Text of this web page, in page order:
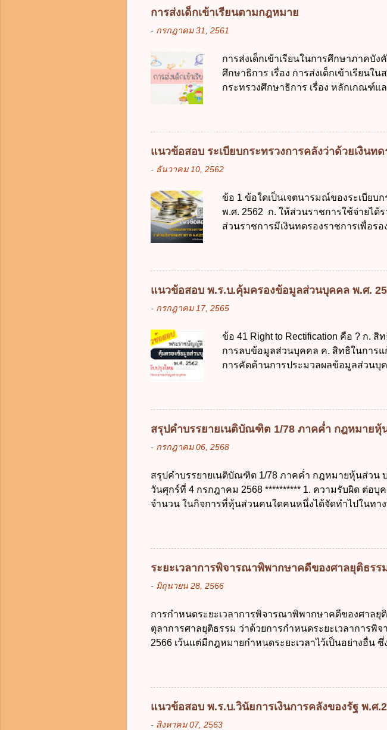
ข้อ 3 โดยหลัก ทั่วไป พระราชบัญญัติคุ้ม
ตั้งแต่วันใด ก. 26 พฤษภาคม 2562 ข.
ง. 29 พฤษภาคม 2562 ข้อ 4 "บุคคลหรื
ควบคุมข้อมูลส่วนบุคคล ข. ผู้ประมวลผล
ไม่มีข้อใดถูกต้อง ข้อ 5 ผู้มีอำนาจแต่งตั้
คุ้มครองข้อมูลส่วนบุคคล พ.ศ. 2562 ก.
การส่งเด็กเข้าเรียนตามกฎหมาย
- กรกฎาคม 31, 2561
การส่งเด็กเข้าเรียนในการศึกษาภาคบัง
ศึกษาธิการ เรื่อง การส่งเด็กเข้าเรียนใ
กระทรวงศึกษาธิการ เรื่อง หลักเกณฑ์
การศึกษาภาคบังคับ พ.ศ. 2545 ซึ่งเป็
ดังนี้ 1. คำว่า "เด็ก" หมายถึง เด็กซึ่งมีอา
แต่เด็กที่สอบได้ชั้นปีที่ 9 ของการศึกษา
ประมวลกฎหมายแพ่งและพาณิชย์ 2.4
ของการเปิดเรียนภาคต้น (ภาคเรียนที่ 1)
ภายใน 7 วัน นับแต่วันแรกของการเปิดเ
แนวข้อสอบ ระเบียบกระทรวงการคลังว่าด้วยเงินท
- ธันวาคม 10, 2562
ข้อ 1 ข้อใดเป็นเจตนารมณ์ของระเบียบ
พ.ศ. 2562 ก. ให้ส่วนราชการใช้จ่ายได้
ส่วนราชการมีเงินทดรองราชการเพื่อร
ง. สนับสนุนการให้ความช่วยเหลือในกร
จากงบประมาณได้ ข้อ 2 ระเบียบกระทร
2562 ออกโดยอาศัยกฎหมายแม่บทใด
2561 ข. พระราชบัญญัติวินัยการเงินกา
เงินคงคลัง พ.ศ. 2491 ง. ระเบียบกระทร
ราชการผู้เบิกในส่วนภูมิภาคมีอำนาจเก็
สำรองจ่ายได้แห่งละไม่เกินเท่าใร ก.
10,000 บาท ข้อ 4 ดอกเบี้ยที่เกิดจากกา
แนวข้อสอบ พ.ร.บ.คุ้มครองข้อมูลส่วนบุคคล พ.ศ.
- กรกฎาคม 17, 2565
ข้อ 41 Right to Rectification คือ ? ก.
การลบข้อมูลส่วนบุคคล ค. สิทธิในการ
การคัดค้านการประมวลผลข้อมูลส่วนบุ
ให้เกิดความเข้าใจผิด ง. ถูกทุกข้อ ข้อ
บุคคล ในกรณีผู้ควบคุมข้อมูลส่วนบุคคล
ต้อง ก. ร้องทุกข์ ข. ร้องเรียน ค. อุทธร
ในการลบข้อมูลส่วนบุคคล คือข้อใด ก.
ข้อมูลส่วนบุคคล ข. ขอให้ทำลายข้อมูล
ข้อใดไม่เกี่ยวข้อง ก. ข้อมูลหมดความจ
เป็นข้อมูลส่วนบุคคลที่ไม่สมบูรณ์ ค. เจ้
การเก็บรวบรวม ใช้หรือเปิดเผยข้อมูล
สรุปคำบรรยายเนติบัณฑิต 1/78 ภาคค่ำ กฎหมายหุ้
- กรกฎาคม 06, 2568
สรุปคำบรรยายเนติบัณฑิต 1/78 ภาคค่ำ กฎหมายหุ้นส่วน
วันศุกร์ที่ 4 กรกฎาคม 2568 ********** 1. ความรับผิด ต่อ
จำนวน ในกิจการที่หุ้นส่วนคนใดคนหนึ่งได้จัดทำไปในทา
ต้องจัดการในนามของห้าง ไม่ว่าจะมีมูลเหตุจูงใจเพราะ
ไปตามหลักกฎหมายปิดปากหุ้นส่วนคนอื่น และหลักลูกหนี้
สุจริต ไม่ว่าการจัดการนั้นจะก่อให้เกิดมูลหนี้ใดก็ตาม รว
ทะเบียน เมื่อห้าง ผิดนัด ชำระหนี้ เจ้าหนี้ของห้างฯ ชอบที่
คนหนึ่งก็ได้ ม.1070 เว้นแต่ ผู้เป็นหุ้นส่วนพิสูจน์ได้ว่า สินท
ม.689 ศาลใช้ดุลพินิจไม่ได้) 1.2) กรณีห้างหุ้นส่วน...
ระยะเวลาการพิจารณาพิพากษาคดีของศาลยุติธรร
- มิถุนายน 28, 2566
การกำหนดระยะเวลาการพิจารณาพิพากษาคดีของศาลยุ
ตุลาการศาลยุติธรรม ว่าด้วยการกำหนดระยะเวลาการ
2566 เว้นแต่มีกฎหมายกำหนดระยะเวลาไว้เป็นอย่างอื่น
จำแนกลักษณะหรือประเภทคดีออกเป็น 3 ประเภท ดังนี้
ยุ่งยากซับซ้อนและมีแนวโน้มที่จะพิจารณาให้เสร็จได้ภา
คดีให้แล้วเสร็จได้หลายคดี หรือสามารถส่งเอกสารแทนก
ชอบในราชการของศาลเห็นสมควรให้ดำเนินการอย่างค
แนวข้อสอบ พ.ร.บ.วินัยการเงินการคลังของรัฐ พ.ศ
- สิงหาคม 07, 2563